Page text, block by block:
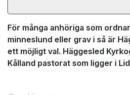
För många anhöriga som
minneslund eller grav i så är
ett möjligt val. Häggesled
Kålland pastorat som ligger i